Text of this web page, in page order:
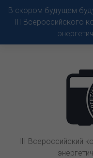
В скором будущем
III Всероссийского
III Всероссийский